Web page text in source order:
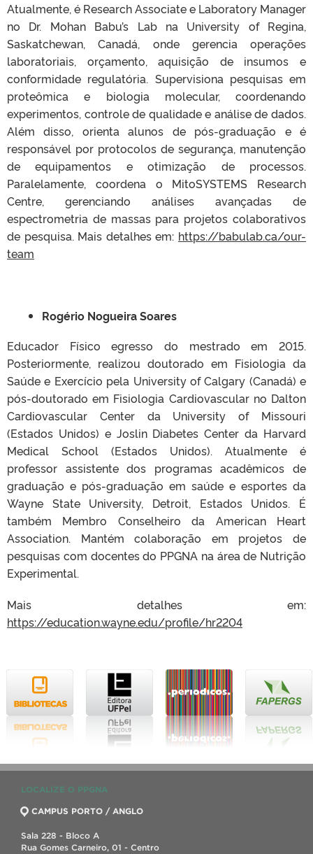
Atualmente, é Research Associate e Laboratory Manager
no Dr. Mohan Babu’s Lab na University of Regina,
Saskatchewan, Canadá, onde gerencia operações
laboratoriais, orçamento, aquisição de insumos e
conformidade regulatória. Supervisiona pesquisas em
proteômica e biologia molecular, coordenando
experimentos, controle de qualidade e análise de dados.
Além disso, orienta alunos de pós-graduação e é
responsável por protocolos de segurança, manutenção
de equipamentos e otimização de processos.
Paralelamente, coordena o MitoSYSTEMS Research
Centre, gerenciando análises avançadas de
espectrometria de massas para projetos colaborativos
de pesquisa. Mais detalhes em: https://babulab.ca/our-
team
Rogério Nogueira Soares
Educador Físico egresso do mestrado em 2015.
Posteriormente, realizou doutorado em Fisiologia da
Saúde e Exercício pela University of Calgary (Canadá) e
pós-doutorado em Fisiologia Cardiovascular no Dalton
Cardiovascular Center da University of Missouri
(Estados Unidos) e Joslin Diabetes Center da Harvard
Medical School (Estados Unidos). Atualmente é
professor assistente dos programas acadêmicos de
graduação e pós-graduação em saúde e esportes da
Wayne State University, Detroit, Estados Unidos. É
também Membro Conselheiro da American Heart
Association. Mantém colaboração em projetos de
pesquisas com docentes do PPGNA na área de Nutrição
Experimental.
Mais detalhes em:
https://education.wayne.edu/profile/hr2204
LOCALIZE O PPGNA
CAMPUS PORTO / ANGLO
Sala 228 - Bloco A
Rua Gomes Carneiro, 01 - Centro